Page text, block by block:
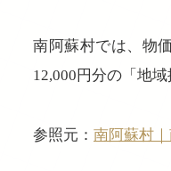
南阿蘇村では、物
12,000円分の「地
参照元： 南阿蘇村